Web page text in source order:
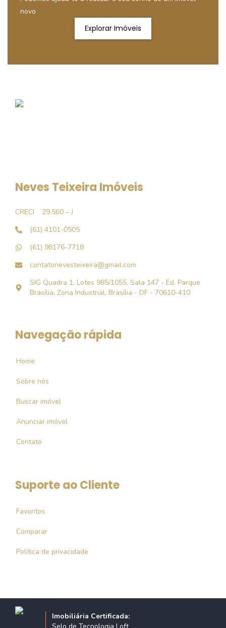
novo
Explorar Imóveis
Neves Teixeira Imóveis
CRECI
29.560 – J
(61) 4101-0505
(61) 98176-7718
contatonevesteixeira@gmail.com
SIG Quadra 1, Lotes 985/1055, Sala 147 - Ed. Parque
Brasília, Zona Industrial, Brasília - DF - 70610-410
Navegação rápida
Home
Sobre nós
Buscar imóvel
Anunciar imóvel
Contato
Suporte ao Cliente
Favoritos
Comparar
Política de privacidade
Imobiliária Certificada: